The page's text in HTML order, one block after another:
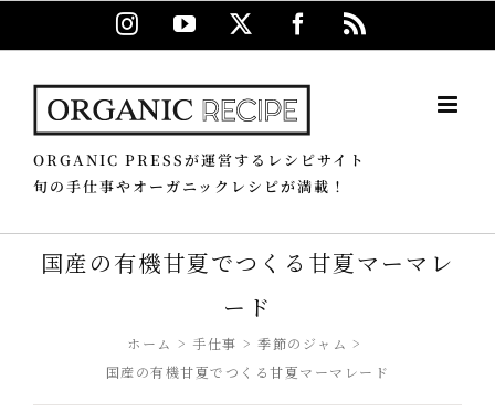
Instagram
YouTube Facebook
ORGANIC PRESSが運営するレシピサイト
旬の手仕事やオーガニックレシピが満載！
国産の有機甘夏でつくる甘夏マーマレ
ード
ホーム 手仕事
季節のジャム
国産の有機甘夏でつくる甘夏マーマレード